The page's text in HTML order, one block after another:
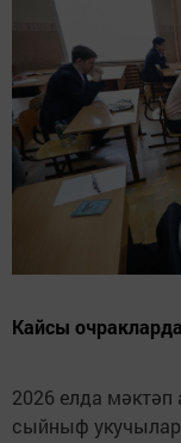
Кайсы
2026 елда
сыйныф